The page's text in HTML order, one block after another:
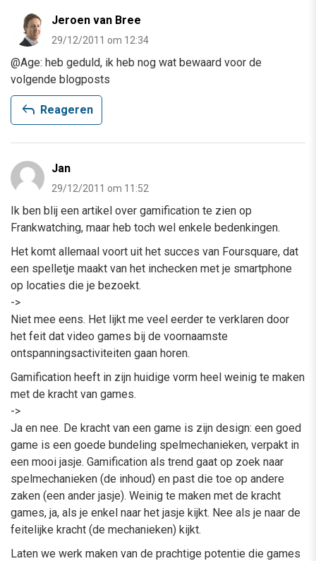
Jeroen van Bree
29/12/2011 om 12:34
@Age: heb geduld, ik heb nog wat bewaard voor de
volgende blogposts
reply Reageren
Jan
29/12/2011 om 11:52
Ik ben blij een artikel over gamification te zien op
Frankwatching, maar heb toch wel enkele bedenkingen.
Het komt allemaal voort uit het succes van Foursquare, dat
een spelletje maakt van het inchecken met je smartphone
op locaties die je bezoekt.
->
Niet mee eens. Het lijkt me veel eerder te verklaren door
het feit dat video games bij de voornaamste
ontspanningsactiviteiten gaan horen.
Gamification heeft in zijn huidige vorm heel weinig te maken
met de kracht van games.
->
Ja en nee. De kracht van een game is zijn design: een goed
game is een goede bundeling spelmechanieken, verpakt in
een mooi jasje. Gamification als trend gaat op zoek naar
spelmechanieken (de inhoud) en past die toe op andere
zaken (een ander jasje). Weinig te maken met de kracht
games, ja, als je enkel naar het jasje kijkt. Nee als je naar de
feitelijke kracht (de mechanieken) kijkt.
Laten we werk maken van de prachtige potentie die games